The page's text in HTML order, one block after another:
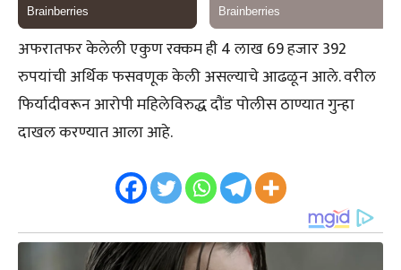
अफरातफर केलेली एकुण रक्कम ही 4 लाख 69 हजार 392
रुपयांची अर्थिक फसवणूक केली असल्याचे आढळून आले. वरील
फिर्यादीवरून आरोपी महिलेविरुद्ध दौंड पोलीस ठाण्यात गुन्हा
दाखल करण्यात आला आहे.